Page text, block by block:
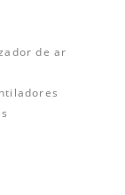
de ar